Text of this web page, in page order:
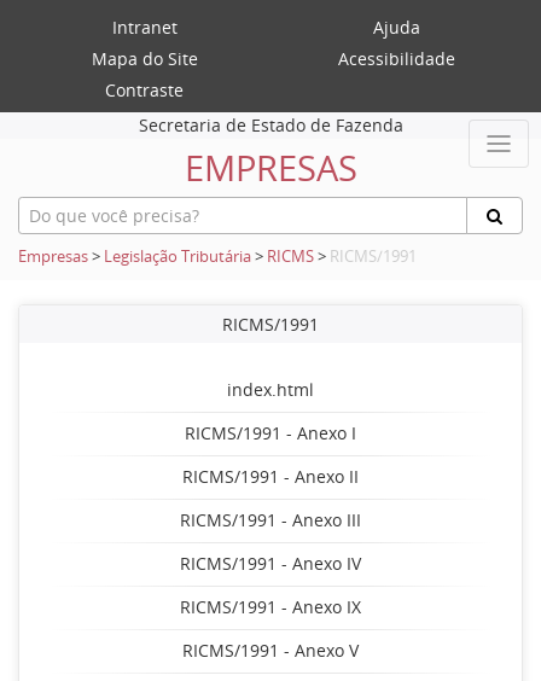
Intranet
Ajuda
Mapa do Site
Acessibilidade
Contraste
Secretaria de Estado de Fazenda
EMPRESAS
Empresas> Legislação Tributária> RICMS> RICMS/1991
RICMS/1991
index.html
RICMS/1991 - Anexo I
RICMS/1991 - Anexo II
RICMS/1991 - Anexo III
RICMS/1991 - Anexo IV
RICMS/1991 - Anexo IX
RICMS/1991 - Anexo V